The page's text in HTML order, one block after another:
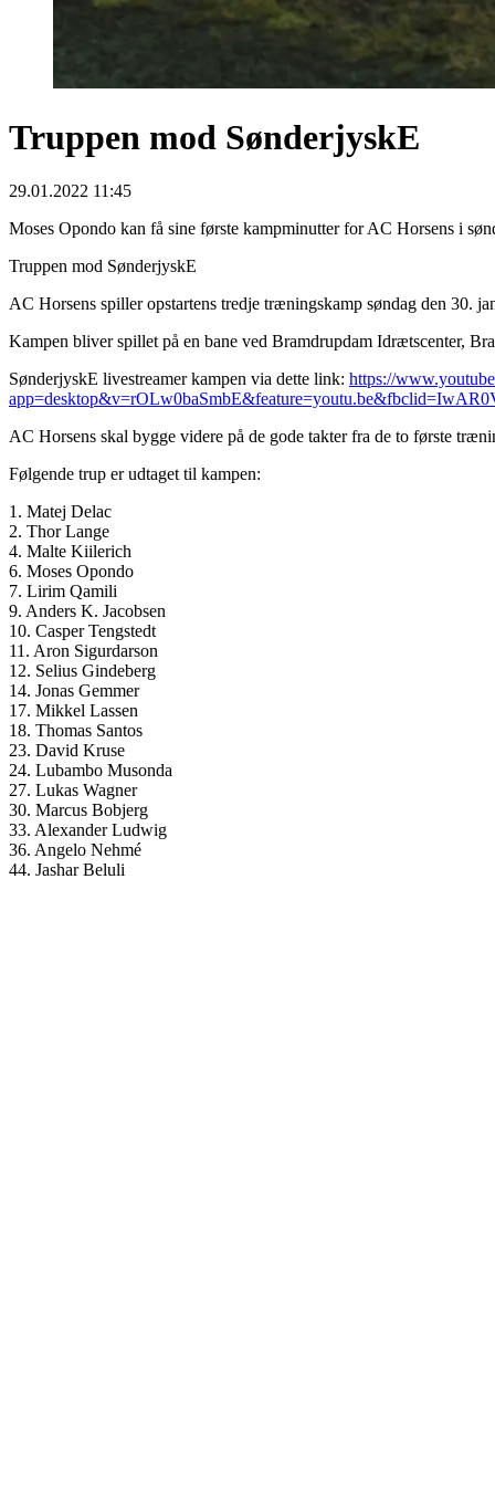
Truppen mod SønderjyskE
29.01.2022 11:45
Moses Opondo kan få sine første kampminutter for AC Horsens i
Truppen mod SønderjyskE
AC Horsens spiller opstartens tredje træningskamp søndag den 30.
Kampen bliver spillet på en bane ved Bramdrupdam Idrætscenter,
SønderjyskE livestreamer kampen via dette link: https://
AC Horsens skal bygge videre på de gode takter fra de to første
Følgende trup er udtaget til kampen:
1. Matej Delac
2. Thor Lange
4. Malte Kiilerich
6. Moses Opondo
7. Lirim Qamili
9. Anders K. Jacobsen
10. Casper Tengstedt
11. Aron Sigurdarson
12. Selius Gindeberg
14. Jonas Gemmer
17. Mikkel Lassen
18. Thomas Santos
23. David Kruse
24. Lubambo Musonda
27. Lukas Wagner
30. Marcus Bobjerg
33. Alexander Ludwig
36. Angelo Nehmé
44. Jashar Beluli